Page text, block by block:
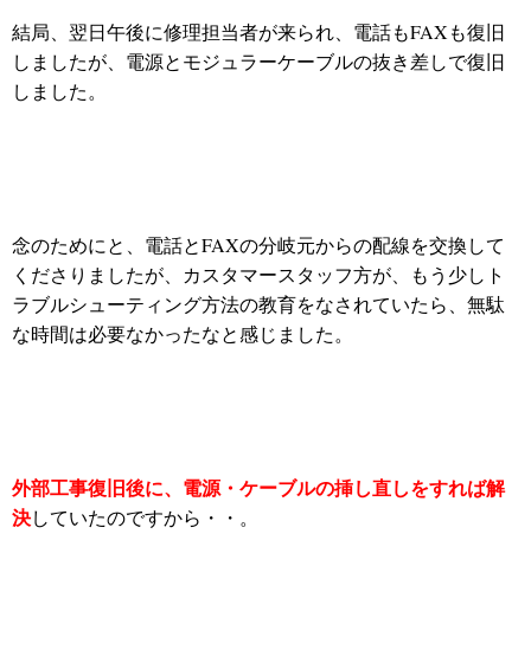
結局、翌日午後に修理担当者が来られ、電話もFAXも復旧
しましたが、電源とモジュラーケーブルの抜き差しで復旧
しました。
念のためにと、電話とFAXの分岐元からの配線を交換して
くださりましたが、カスタマースタッフ方が、もう少しト
ラブルシューティング方法の教育をなされていたら、無駄
な時間は必要なかったなと感じました。
外部工事復旧後に、電源・ケーブルの挿し直しをすれば解
決していたのですから・・。